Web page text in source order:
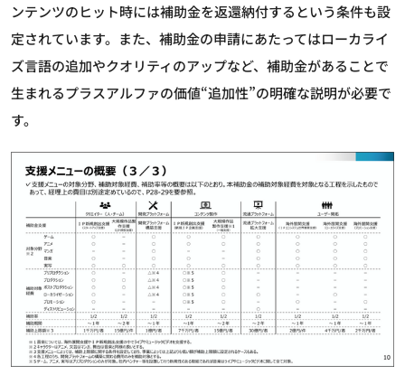
ンテンツのヒット時には補助金を返還納付するという条件も設
定されています。また、補助金の申請にあたってはローカライ
ズ言語の追加やクオリティのアップなど、補助金があることで
生まれるプラスアルファの価値“追加性”の明確な説明が必要で
す。